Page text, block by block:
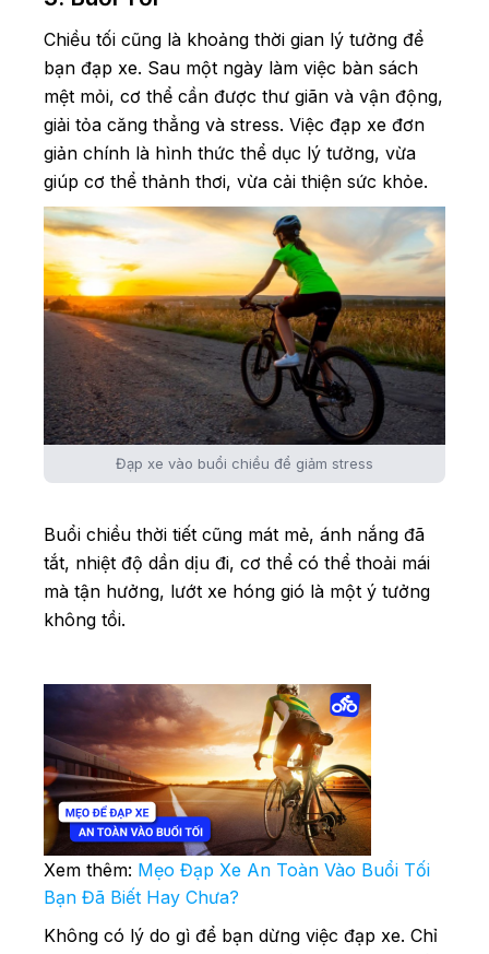
Chiều tối cũng là khoảng thời gian lý tưởng để
bạn đạp xe. Sau một ngày làm việc bàn sách
mệt mỏi, cơ thể cần được thư giãn và vận động,
giải tỏa căng thẳng và stress. Việc đạp xe đơn
giản chính là hình thức thể dục lý tưởng, vừa
giúp cơ thể thảnh thơi, vừa cải thiện sức khỏe.
Đạp xe vào buổi chiều để giảm stress
Buổi chiều thời tiết cũng mát mẻ, ánh nắng đã
tắt, nhiệt độ dần dịu đi, cơ thể có thể thoải mái
mà tận hưởng, lướt xe hóng gió là một ý tưởng
không tồi.
Xem thêm: Mẹo Đạp Xe An Toàn Vào Buổi Tối
Bạn Đã Biết Hay Chưa?
Không có lý do gì để bạn dừng việc đạp xe. Chỉ